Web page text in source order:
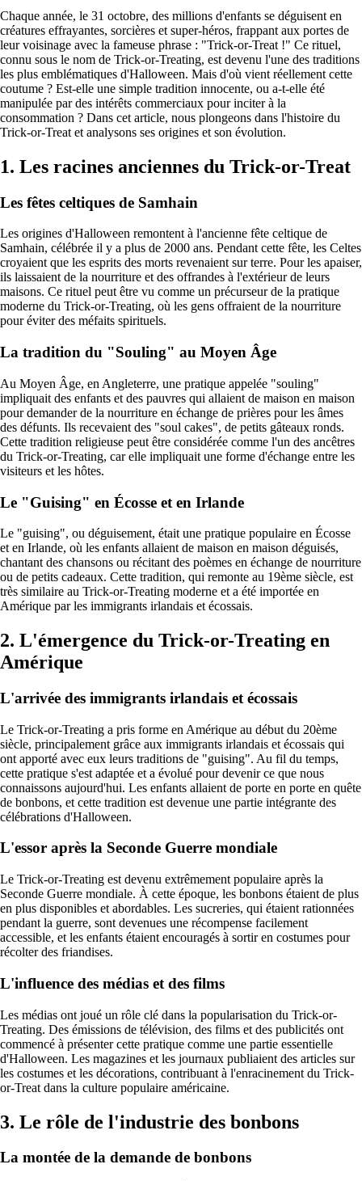
Chaque année, le 31 octobre, des millions d'enfants se déguisent en
créatures effrayantes, sorcières et super-héros, frappant aux portes de
leur voisinage avec la fameuse phrase : "Trick-or-Treat !" Ce rituel,
connu sous le nom de Trick-or-Treating, est devenu l'une des traditions
les plus emblématiques d'Halloween. Mais d'où vient réellement cette
coutume ? Est-elle une simple tradition innocente, ou a-t-elle été
manipulée par des intérêts commerciaux pour inciter à la
consommation ? Dans cet article, nous plongeons dans l'histoire du
Trick-or-Treat et analysons ses origines et son évolution.
1. Les racines anciennes du Trick-or-Treat
Les fêtes celtiques de Samhain
Les origines d'Halloween remontent à l'ancienne fête celtique de
Samhain, célébrée il y a plus de 2000 ans. Pendant cette fête, les Celtes
croyaient que les esprits des morts revenaient sur terre. Pour les apaiser,
ils laissaient de la nourriture et des offrandes à l'extérieur de leurs
maisons. Ce rituel peut être vu comme un précurseur de la pratique
moderne du Trick-or-Treating, où les gens offraient de la nourriture
pour éviter des méfaits spirituels.
La tradition du "Souling" au Moyen Âge
Au Moyen Âge, en Angleterre, une pratique appelée "souling"
impliquait des enfants et des pauvres qui allaient de maison en maison
pour demander de la nourriture en échange de prières pour les âmes
des défunts. Ils recevaient des "soul cakes", de petits gâteaux ronds.
Cette tradition religieuse peut être considérée comme l'un des ancêtres
du Trick-or-Treating, car elle impliquait une forme d'échange entre les
visiteurs et les hôtes.
Le "Guising" en Écosse et en Irlande
Le "guising", ou déguisement, était une pratique populaire en Écosse
et en Irlande, où les enfants allaient de maison en maison déguisés,
chantant des chansons ou récitant des poèmes en échange de nourriture
ou de petits cadeaux. Cette tradition, qui remonte au 19ème siècle, est
très similaire au Trick-or-Treating moderne et a été importée en
Amérique par les immigrants irlandais et écossais.
2. L'émergence du Trick-or-Treating en
Amérique
L'arrivée des immigrants irlandais et écossais
Le Trick-or-Treating a pris forme en Amérique au début du 20ème
siècle, principalement grâce aux immigrants irlandais et écossais qui
ont apporté avec eux leurs traditions de "guising". Au fil du temps,
cette pratique s'est adaptée et a évolué pour devenir ce que nous
connaissons aujourd'hui. Les enfants allaient de porte en porte en quête
de bonbons, et cette tradition est devenue une partie intégrante des
célébrations d'Halloween.
L'essor après la Seconde Guerre mondiale
Le Trick-or-Treating est devenu extrêmement populaire après la
Seconde Guerre mondiale. À cette époque, les bonbons étaient de plus
en plus disponibles et abordables. Les sucreries, qui étaient rationnées
pendant la guerre, sont devenues une récompense facilement
accessible, et les enfants étaient encouragés à sortir en costumes pour
récolter des friandises.
L'influence des médias et des films
Les médias ont joué un rôle clé dans la popularisation du Trick-or-
Treating. Des émissions de télévision, des films et des publicités ont
commencé à présenter cette pratique comme une partie essentielle
d'Halloween. Les magazines et les journaux publiaient des articles sur
les costumes et les décorations, contribuant à l'enracinement du Trick-
or-Treat dans la culture populaire américaine.
3. Le rôle de l'industrie des bonbons
La montée de la demande de bonbons